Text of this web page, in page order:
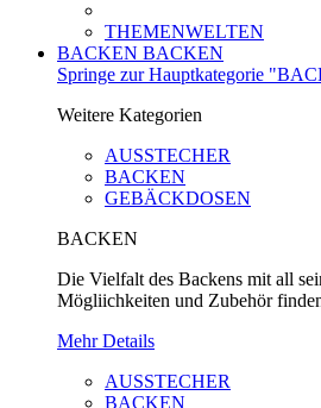
THEMENWELTEN
BACKEN BACKEN
Springe zur Hauptkategorie
Weitere Kategorien
AUSSTECHER
BACKEN
GEBÄCKDOSEN
BACKEN
Die Vielfalt des Backens mit all
Mögliichkeiten und Zubehör
Mehr Details
AUSSTECHER
BACKEN